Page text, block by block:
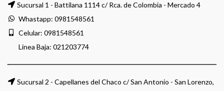
Sucursal 1 - Battilana 1114 c/ Rca. de Colombia - Mercado 4
Whastapp: 0981548561
Celular: 0981548561
Linea Baja: 021203774
Sucursal 2 - Capellanes del Chaco c/ San Antonio - San Lorenzo,